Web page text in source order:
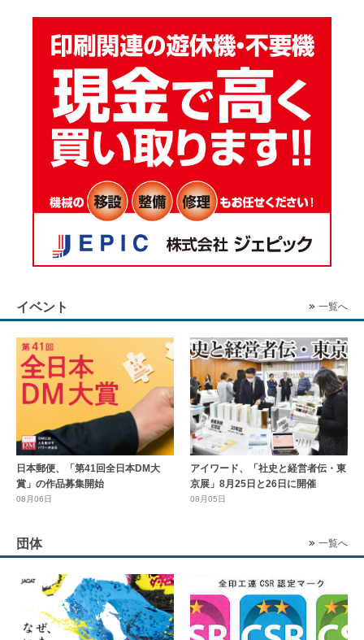
イベント 一覧へ
日本郵便、「第41回全日本DM大
賞」の作品募集開始
08月06日
アイワード、「社史と経営者伝・東
京展」8月25日と26日に開催
08月05日
団体 一覧へ